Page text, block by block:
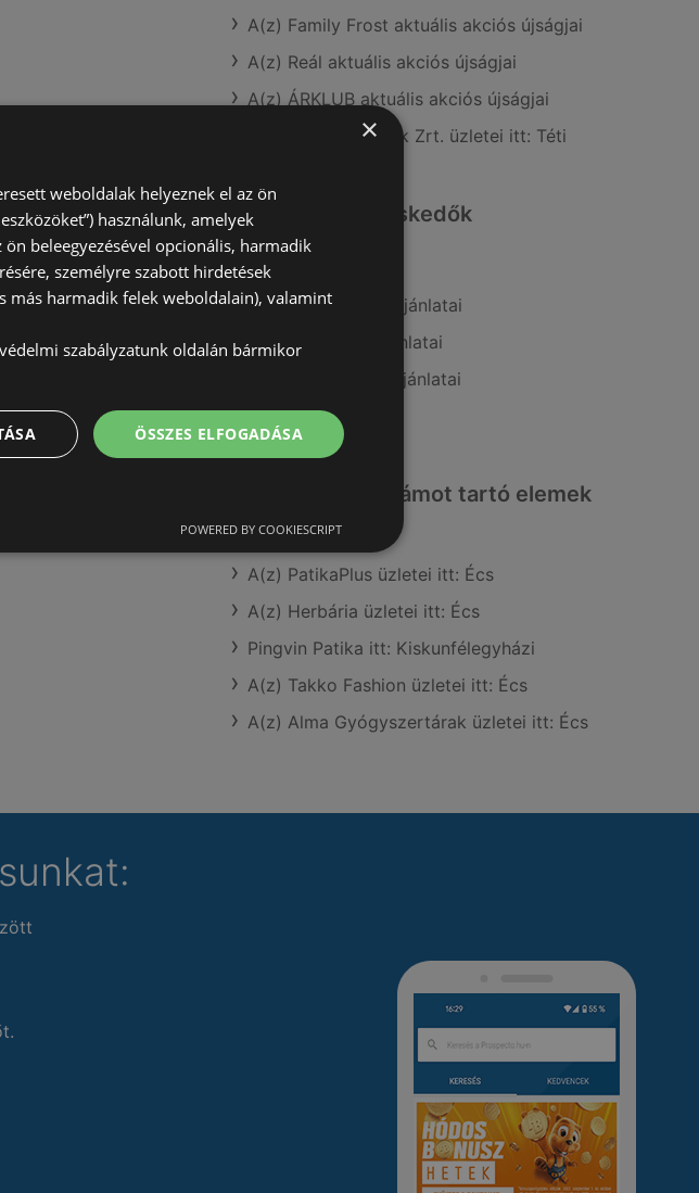
A(z) Family Frost aktuális akciós újságjai
A(z) Reál aktuális akciós újságjai
A(z) ÁRKLUB aktuális akciós újságjai
A(z) COOP Szolnok Zrt. üzletei itt: Téti
Hasonló kiskereskedők
A(z) CBA ajánlatai
A(z) Family Frost ajánlatai
A(z) Müller HU ajánlatai
A(z) FullDiszkont ajánlatai
A(z) Aldi ajánlatai
Érdeklődésre számot tartó elemek
itt:
A(z) PatikaPlus üzletei itt: Écs
A(z) Herbária üzletei itt: Écs
Pingvin Patika itt: Kiskunfélegyházi
A(z) Takko Fashion üzletei itt: Écs
A(z) Alma Gyógyszertárak üzletei itt: Écs
×
weboldalak helyeznek el az ön
használunk, amelyek
beleegyezésével opcionális, harmadik
személyre szabott hirdetések
más harmadik felek weboldalain), valamint
szabályzatunk oldalán bármikor
ÖSSZES ELFOGADÁSA
POWERED BY COOKIESCRIPT